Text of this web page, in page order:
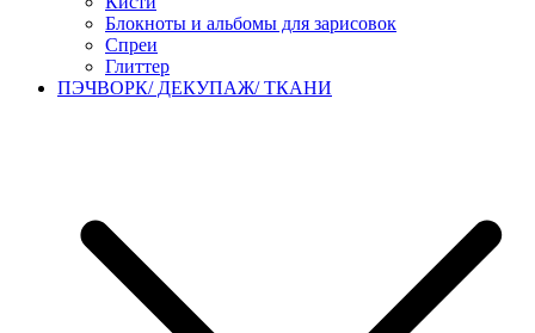
Блокноты и альбомы для зарисовок
Спреи
Глиттер
ПЭЧВОРК/ ДЕКУПАЖ/ ТКАНИ